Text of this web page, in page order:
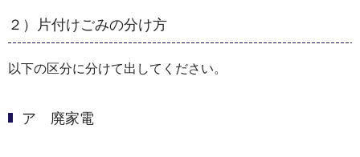
２）片付けごみの分け方
以下の区分に分けて出してください。
ア 廃家電